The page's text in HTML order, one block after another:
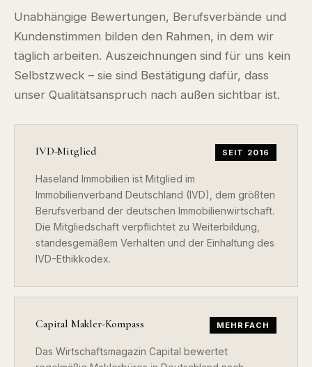
Unabhängige Bewertungen, Berufsverbände und
Kundenstimmen bilden den Rahmen, in dem wir
täglich arbeiten. Auszeichnungen sind für uns kein
Selbstzweck – sie sind Bestätigung dafür, dass
unser Qualitätsanspruch nach außen sichtbar ist.
IVD-Mitglied SEIT 2016
Haseland Immobilien ist Mitglied im
Immobilienverband Deutschland (IVD), dem größten
Berufsverband der deutschen Immobilienwirtschaft.
Die Mitgliedschaft verpflichtet zu Weiterbildung,
standesgemäßem Verhalten und der Einhaltung des
IVD-Ethikkodex.
Capital Makler-Kompass MEHRFACH
Das Wirtschaftsmagazin Capital bewertet